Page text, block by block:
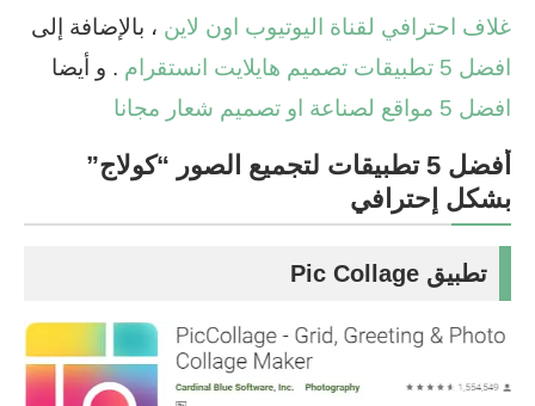
غلاف احترافي لقناة اليوتيوب اون لاين ، بالإضافة إلى
افضل 5 تطبيقات تصميم هايلايت انستقرام
. و أيضا
افضل 5 مواقع لصناعة او تصميم شعار مجانا
أفضل 5 تطبيقات لتجميع الصور “كولاج”
بشكل إحترافي
تطبيق Pic Collage